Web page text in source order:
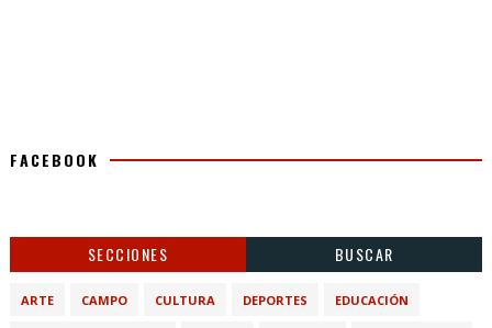
FACEBOOK
SECCIONES BUSCAR
ARTE CAMPO CULTURA DEPORTES EDUCACIÓN